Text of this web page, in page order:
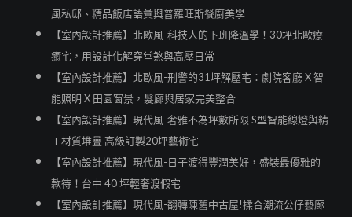
風私邸、精品飯店語彙與普羅旺斯餐廚美學
【室內設計推薦】北歐風-科技人的下班降溫學！30坪北歐療
癒宅，用設計化解穿堂煞與高壓日常
【室內設計推薦】北歐風-刑警的31坪解壓宅：劇院客廳 X 智
能照明 X 田園窗景，髮廊與居家完美整合
【室內設計推薦】現代風-奢雅不為坪數所限 S型智能線燈與精
工材質堆疊 高級訂製20坪藝術宅
【室內設計推薦】現代風-日子渡得豐潤美好，盛裝最優雅的
款待！台中 40 坪輕奢渡假宅
【室內設計推薦】現代風-翻轉陳舊中古屋!揉合潮流公仔藝廊